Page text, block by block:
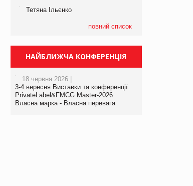
Брагина Людмила
Просування компанії на
www.trademaster.ua.
правила. Особливості.
Тетяна Ільєнко
повний список
НАЙБЛИЖЧА КОНФЕРЕНЦІЯ
18 червня 2026 |
3-4 вересня Виставки та конференції
PrivateLabel&FMCG Master-2026:
Власна марка - Власна перевага